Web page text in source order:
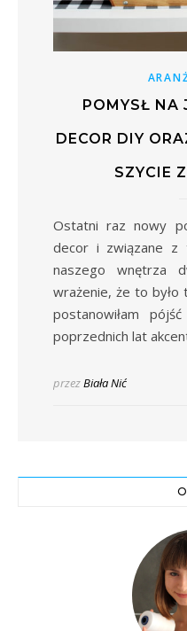
POMYSŁ NA
DECOR DIY
SZYCIE
Ostatni raz nowy pomysł na jesienny home
decor i związane z
naszego wnętrza
wrażenie, że to było
postanowiłam
poprzednich lat
przezBiała Nić